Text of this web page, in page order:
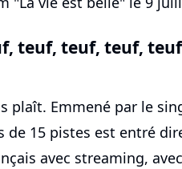
teuf, teuf, teuf,
plaît. Emmené par le
de 15 pistes est entré
avec streaming,